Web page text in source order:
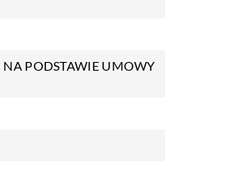
PODSTAWIE UMOWY